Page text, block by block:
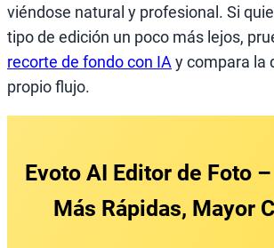
viéndose natural y profesional. Si
tipo de edición un poco más lejos,
recorte de fondo con IA y compara la
propio flujo.
Evoto AI Editor de Foto–
Más Rápidas, Mayor